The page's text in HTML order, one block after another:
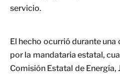
servicio.
El hecho ocurrió durante
por la mandataria estatal,
Comisión Estatal de Energía,